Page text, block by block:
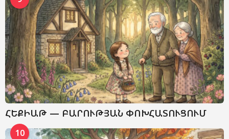
ՀԵՔԻԱԹ — ԲԱՐՈՒԹՅԱՆ ՓՈԽՀԱՏՈՒՑՈՒՄ
10